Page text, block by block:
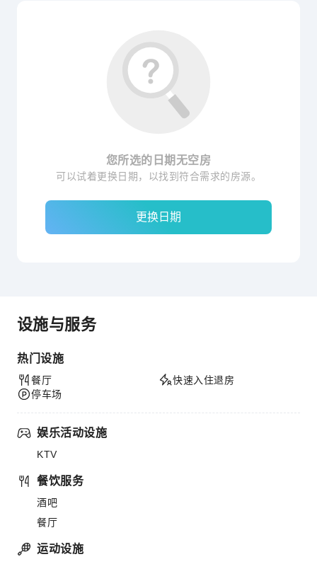
您所选的日期无空房
可以试着更换日期，以找到符合需求的房源。
更换日期
设施与服务
热门设施
餐厅
停车场
快速入住退房
娱乐活动设施
KTV
餐饮服务
酒吧
餐厅
运动设施